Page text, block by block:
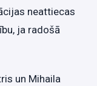
neattiecas
ja radošā
un Mihaila